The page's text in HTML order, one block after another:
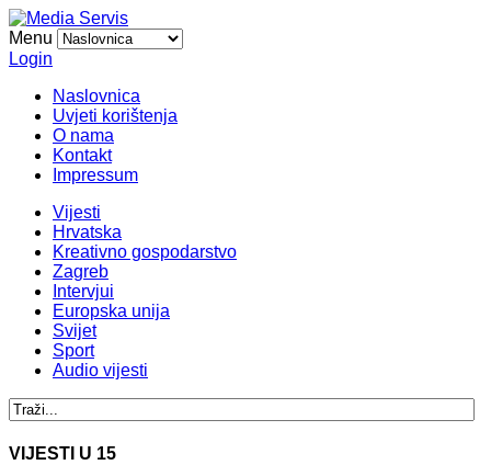
Menu
Login
Naslovnica
Uvjeti korištenja
O nama
Kontakt
Impressum
Vijesti
Hrvatska
Kreativno gospodarstvo
Zagreb
Intervjui
Europska unija
Svijet
Sport
Audio vijesti
VIJESTI U 15